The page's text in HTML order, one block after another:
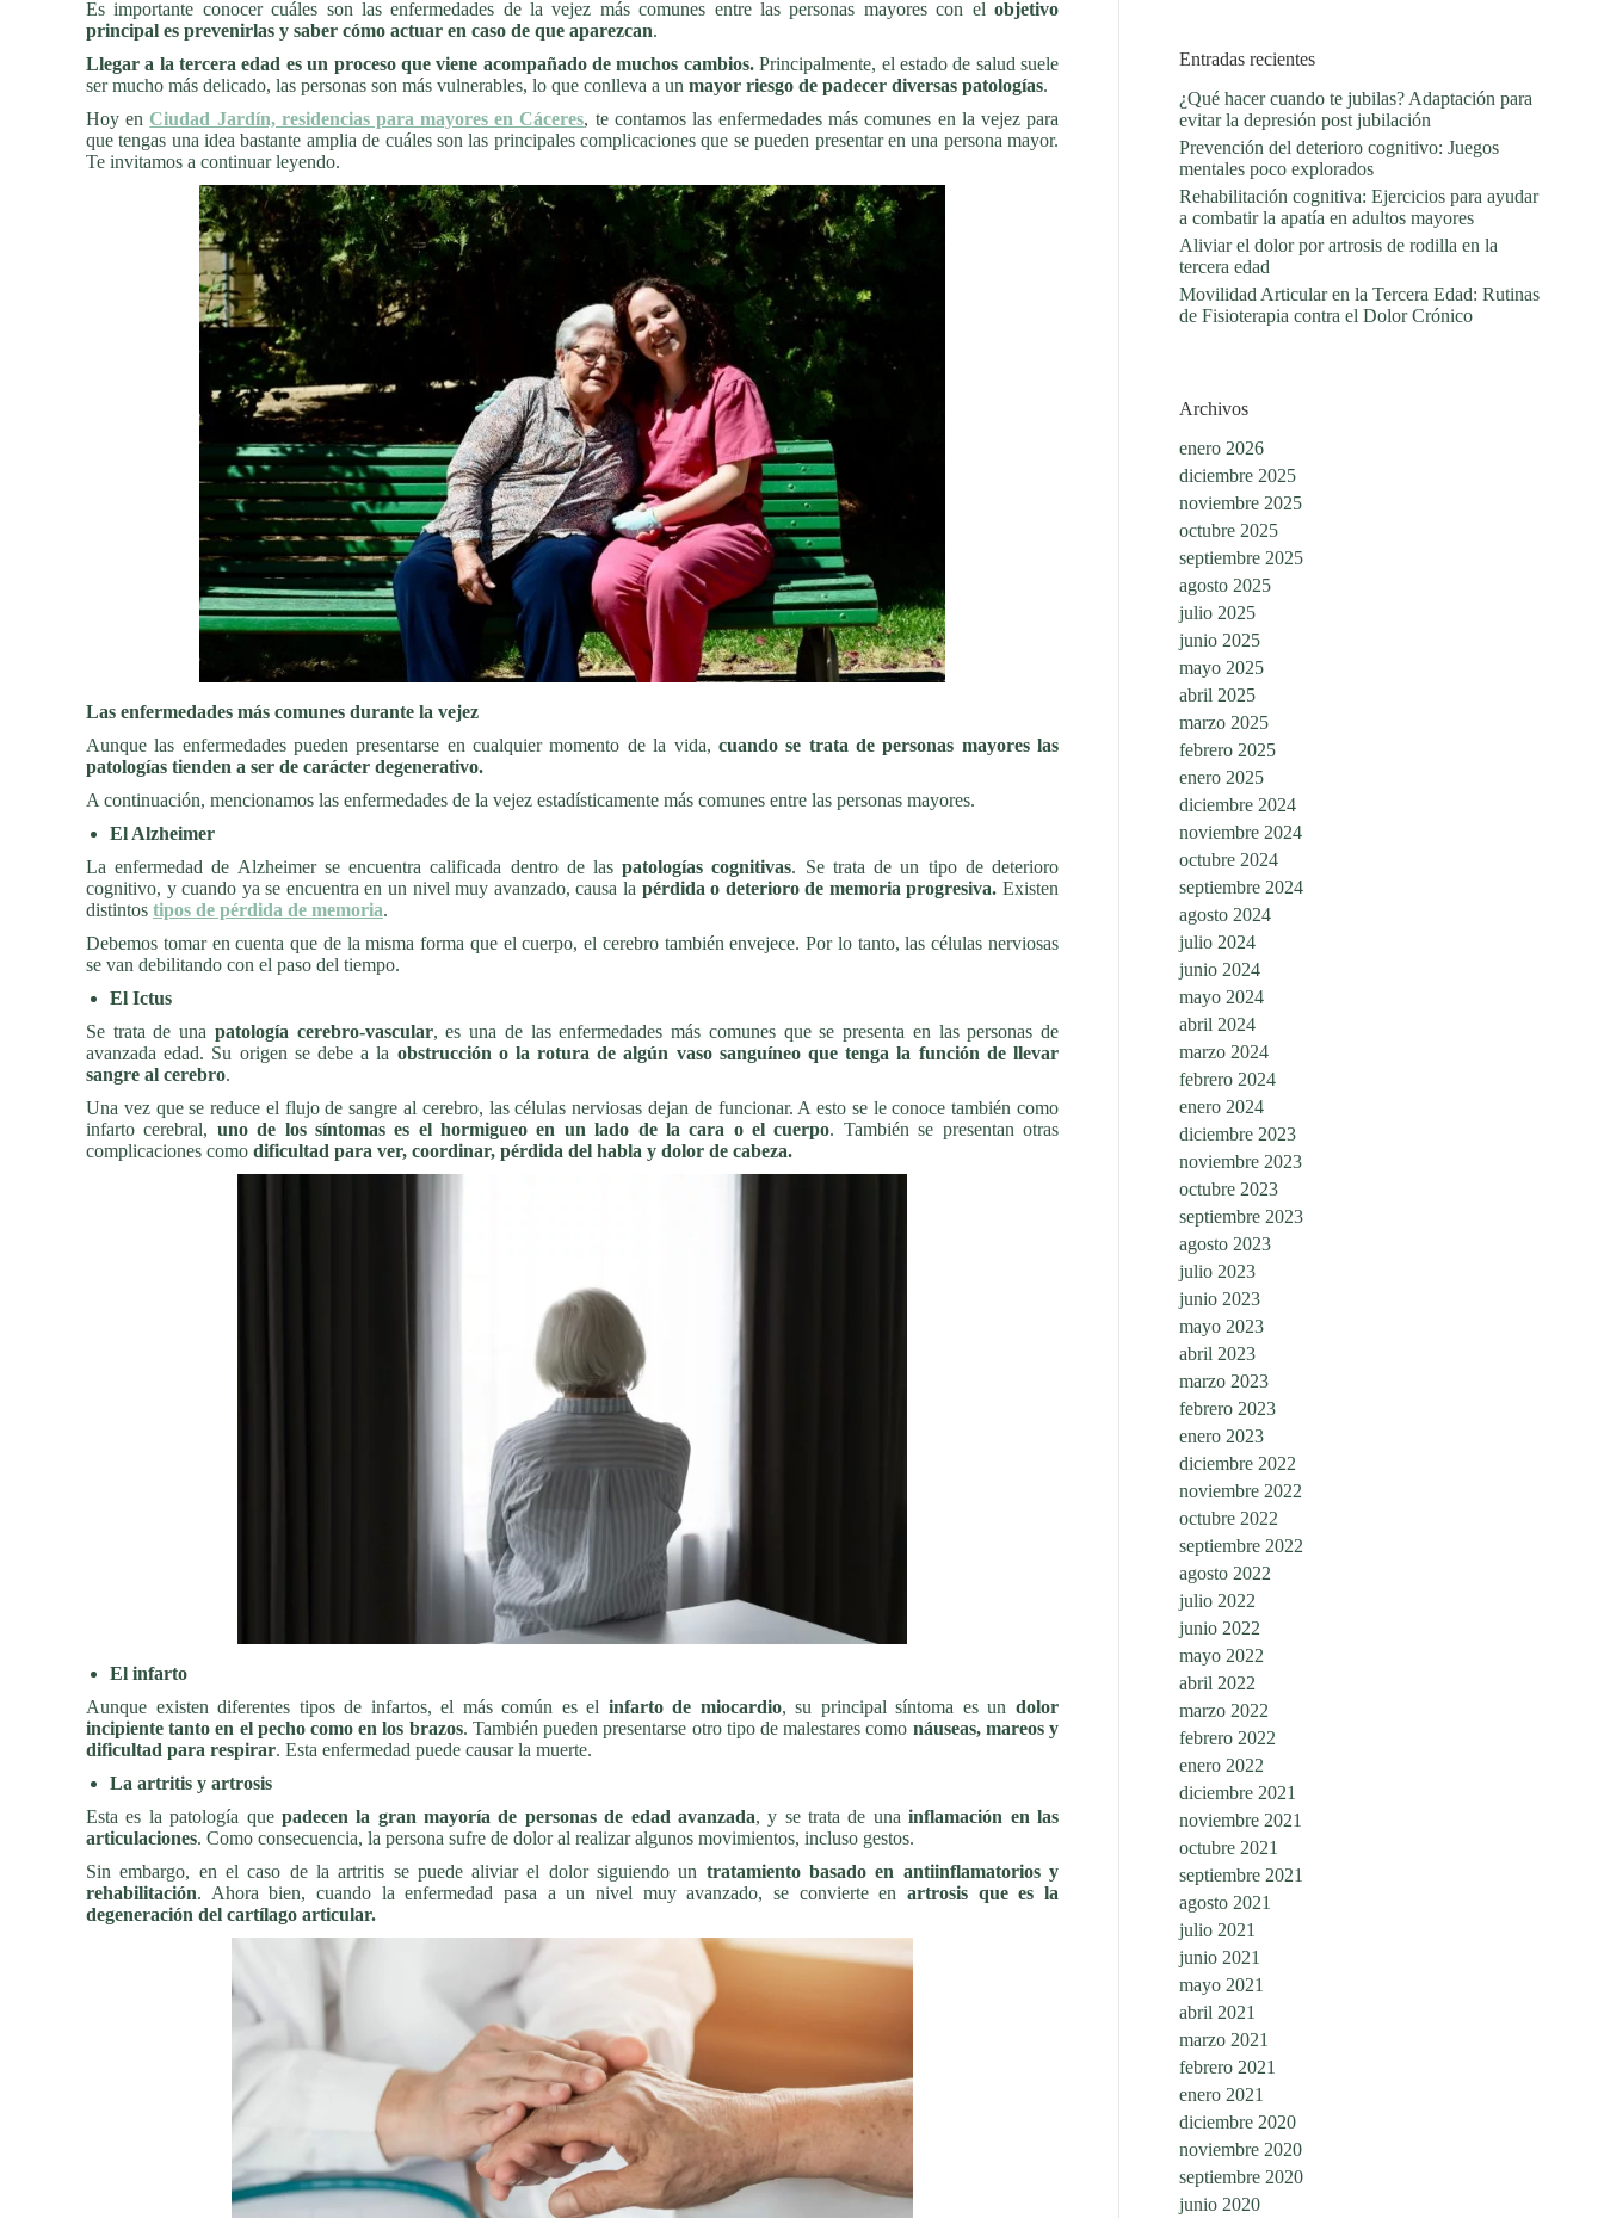
Es importante conocer cuáles son las enfermedades de la vejez más comunes entre las personas mayores con el objetivo
principal es prevenirlas y saber cómo actuar en caso de que aparezcan.
Llegar a la tercera edad es un proceso que viene acompañado de muchos cambios.Principalmente, el estado de salud suele
ser mucho más delicado, las personas son más vulnerables, lo que conlleva a un mayor riesgo de padecer diversas patologías.
Hoy en Ciudad Jardín, residencias para mayores en Cáceres, te contamos las enfermedades más comunes en la vejez para
que tengas una idea bastante amplia de cuáles son las principales complicaciones que se pueden presentar en una persona mayor.
Te invitamos a continuar leyendo.
Las enfermedades más comunes durante la vejez
Aunque las enfermedades pueden presentarse en cualquier momento de la vida, cuando se trata de personas mayores las
patologías tienden a ser de carácter degenerativo.
A continuación, mencionamos las enfermedades de la vejez estadísticamente más comunes entre las personas mayores.
El Alzheimer
La enfermedad de Alzheimer se encuentra calificada dentro de laspatologías cognitivas. Se trata de un tipo de deterioro
cognitivo, y cuando ya se encuentra en un nivel muy avanzado, causa la pérdida o deterioro de memoria progresiva.Existen
distintos tipos de pérdida de memoria.
Debemos tomar en cuenta que de la misma forma que el cuerpo, el cerebro también envejece. Por lo tanto, las células nerviosas
se van debilitando con el paso del tiempo.
El Ictus
Se trata de una patología cerebro-vascular, es una de las enfermedades más comunes que se presenta en las personas de
avanzada edad. Su origen se debe a la obstrucción o la rotura de algún vaso sanguíneo que tenga la función de llevar
sangre al cerebro.
Una vez que se reduce el flujo de sangre al cerebro, las células nerviosas dejan de funcionar. A esto se le conoce también como
infarto cerebral, uno de los síntomas es el hormigueo en un lado de la cara o el cuerpo. También se presentan otras
complicaciones como dificultad para ver, coordinar, pérdida del habla y dolor de cabeza.
El infarto
Aunque existen diferentes tipos de infartos, el más común es el infarto de miocardio, su principal síntoma es undolor
incipiente tanto en el pecho como en los brazos. También pueden presentarse otro tipo de malestares como náuseas, mareos y
dificultad para respirar. Esta enfermedad puede causar la muerte.
La artritis y artrosis
Esta es la patología que padecen la gran mayoría de personas de edad avanzada, y se trata de unainflamación en las
articulaciones. Como consecuencia, la persona sufre de dolor al realizar algunos movimientos, incluso gestos.
Sin embargo, en el caso de la artritis se puede aliviar el dolor siguiendo un tratamiento basado en antiinflamatorios y
rehabilitación. Ahora bien, cuando la enfermedad pasa a un nivel muy avanzado, se convierte en artrosis que es la
degeneración del cartílago articular.
Entradas recientes
¿Qué hacer cuando te jubilas? Adaptación para
evitar la depresión post jubilación
Prevención del deterioro cognitivo: Juegos
mentales poco explorados
Rehabilitación cognitiva: Ejercicios para ayudar
a combatir la apatía en adultos mayores
Aliviar el dolor por artrosis de rodilla en la
tercera edad
Movilidad Articular en la Tercera Edad: Rutinas
de Fisioterapia contra el Dolor Crónico
Archivos
enero 2026
diciembre 2025
noviembre 2025
octubre 2025
septiembre 2025
agosto 2025
julio 2025
junio 2025
mayo 2025
abril 2025
marzo 2025
febrero 2025
enero 2025
diciembre 2024
noviembre 2024
octubre 2024
septiembre 2024
agosto 2024
julio 2024
junio 2024
mayo 2024
abril 2024
marzo 2024
febrero 2024
enero 2024
diciembre 2023
noviembre 2023
octubre 2023
septiembre 2023
agosto 2023
julio 2023
junio 2023
mayo 2023
abril 2023
marzo 2023
febrero 2023
enero 2023
diciembre 2022
noviembre 2022
octubre 2022
septiembre 2022
agosto 2022
julio 2022
junio 2022
mayo 2022
abril 2022
marzo 2022
febrero 2022
enero 2022
diciembre 2021
noviembre 2021
octubre 2021
septiembre 2021
agosto 2021
julio 2021
junio 2021
mayo 2021
abril 2021
marzo 2021
febrero 2021
enero 2021
diciembre 2020
noviembre 2020
septiembre 2020
junio 2020